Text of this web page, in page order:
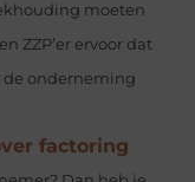
moeten
ZZP’er ervoor dat
de onderneming
factoring